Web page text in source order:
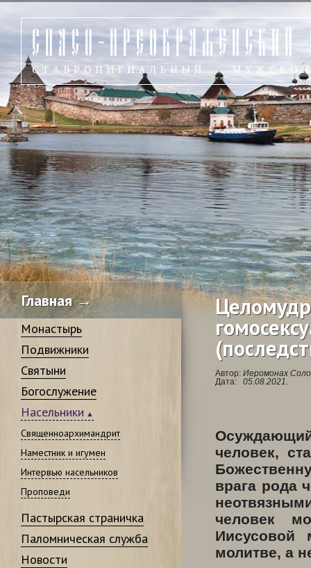
Главная →
Монастырь
Подвижники
Святыни
Богослужение
Насельники
Священноархимандрит
Наместник и игумен
Интервью насельников
Проповеди
Пастырская страничка
Паломническая служба
Новости
Автор: Иеромонах
Дата:
05.08.2021.
человек,
врага рода
человек
Иисусовой
молитве, а